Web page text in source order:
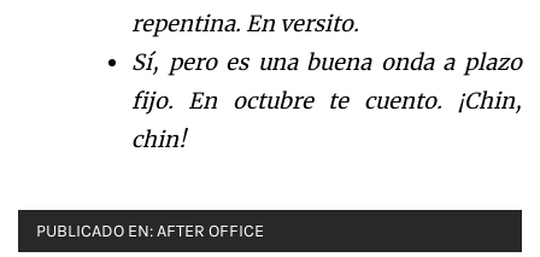
repentina. En versito.
Sí, pero es una buena onda a plazo
fijo. En octubre te cuento. ¡Chin,
chin!
PUBLICADO EN:AFTER OFFICE